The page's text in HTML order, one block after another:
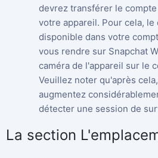
devrez transférer le
votre appareil. Pour cela, le
disponible dans votre
vous rendre sur Snapchat
caméra de l'appareil sur le
Veuillez noter qu'après
augmentez
détecter une session de
La section